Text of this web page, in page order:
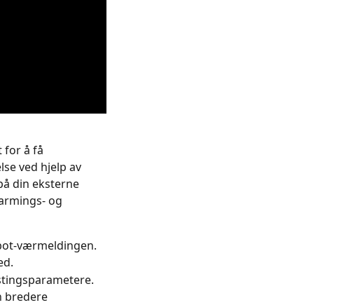
for å få
ved hjelp av
din eksterne
og
værmeldingen.
bredere